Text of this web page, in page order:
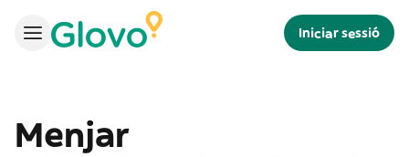
Iniciar sessió
Menjar